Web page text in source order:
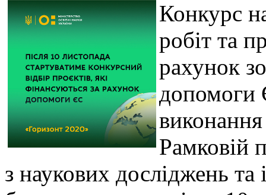
Конкурс
робіт та
рахунок
допомоги
Рамковій
з наукових досліджень